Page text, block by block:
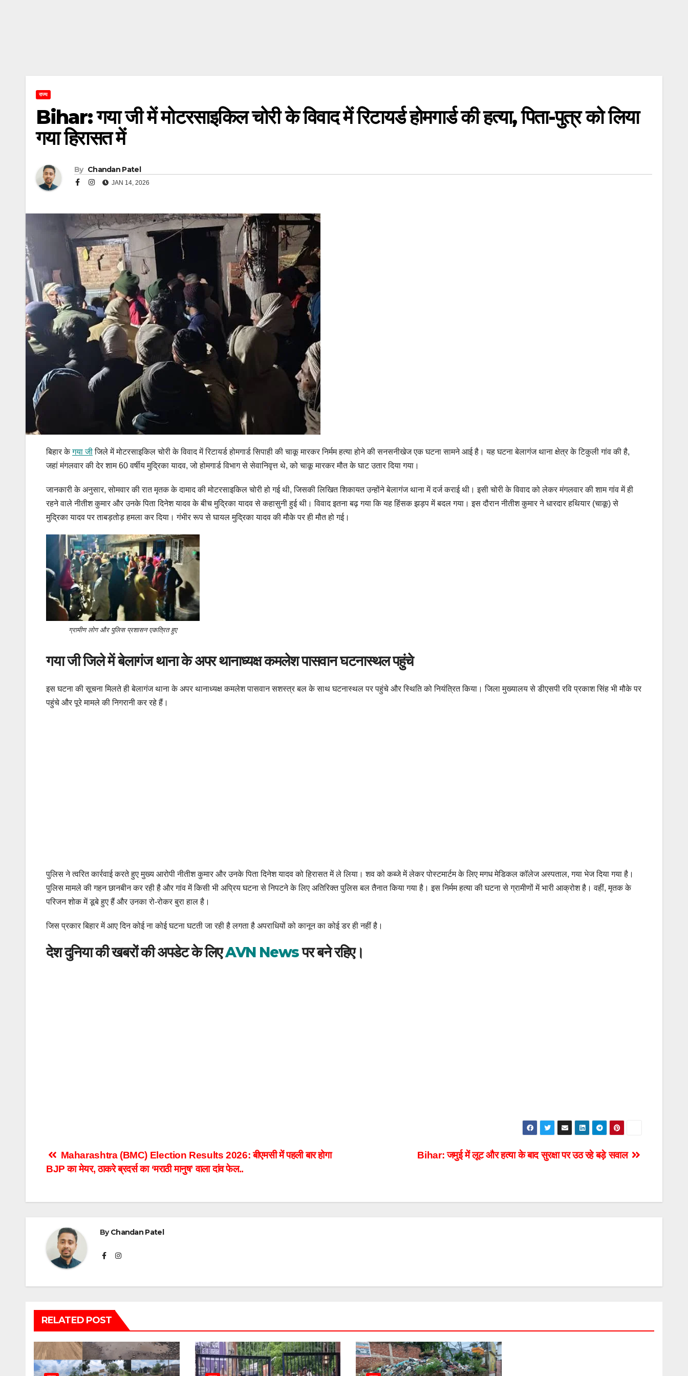
राज्य
Bihar: गया जी में मोटरसाइकिल चोरी के विवाद में रिटायर्ड होमगार्ड की हत्या, पिता-पुत्र को लिया
गया हिरासत में
By Chandan Patel
JAN 14, 2026
बिहार केगया जीजिले में मोटरसाइकिल चोरी के विवाद में रिटायर्ड होमगार्ड सिपाही की चाकू मारकर निर्मम हत्या होने की सनसनीखेज एक घटना सामने आई है। यह घटना बेलागंज थाना क्षेत्र के टिकुली गांव की है,
जहां मंगलवार की देर शाम 60 वर्षीय मुद्रिका यादव, जो होमगार्ड विभाग से सेवानिवृत्त थे, को चाकू मारकर मौत के घाट उतार दिया गया।
जानकारी के अनुसार, सोमवार की रात मृतक के दामाद की मोटरसाइकिल चोरी हो गई थी, जिसकी लिखित शिकायत उन्होंने बेलागंज थाना में दर्ज कराई थी। इसी चोरी के विवाद को लेकर मंगलवार की शाम गांव में ही
रहने वाले नीतीश कुमार और उनके पिता दिनेश यादव के बीच मुद्रिका यादव से कहासुनी हुई थी। विवाद इतना बढ़ गया कि यह हिंसक झड़प में बदल गया। इस दौरान नीतीश कुमार ने धारदार हथियार (चाकू) से
मुद्रिका यादव पर ताबड़तोड़ हमला कर दिया। गंभीर रूप से घायल मुद्रिका यादव की मौके पर ही मौत हो गई।
ग्रामीण लोग और पुलिस प्रशासन एकत्रित हुए
गया जी जिले में बेलागंज थाना के अपर थानाध्यक्ष कमलेश पासवान घटनास्थल पहुंचे
इस घटना की सूचना मिलते ही बेलागंज थाना के अपर थानाध्यक्ष कमलेश पासवान सशस्त्र बल के साथ घटनास्थल पर पहुंचे और स्थिति को नियंत्रित किया। जिला मुख्यालय से डीएसपी रवि प्रकाश सिंह भी मौके पर
पहुंचे और पूरे मामले की निगरानी कर रहे हैं।
पुलिस ने त्वरित कार्रवाई करते हुए मुख्य आरोपी नीतीश कुमार और उनके पिता दिनेश यादव को हिरासत में ले लिया। शव को कब्जे में लेकर पोस्टमार्टम के लिए मगध मेडिकल कॉलेज अस्पताल, गया भेज दिया गया है।
पुलिस मामले की गहन छानबीन कर रही है और गांव में किसी भी अप्रिय घटना से निपटने के लिए अतिरिक्त पुलिस बल तैनात किया गया है। इस निर्मम हत्या की घटना से ग्रामीणों में भारी आक्रोश है। वहीं, मृतक के
परिजन शोक में डूबे हुए हैं और उनका रो-रोकर बुरा हाल है।
जिस प्रकार बिहार में आए दिन कोई ना कोई घटना घटती जा रही है लगता है अपराधियों को कानून का कोई डर ही नहीं है।
देश दुनिया की खबरों की अपडेट के लिएAVN Newsपर बने रहिए।
Post
navigation
Bihar: जमुई में लूट और हत्या के बाद सुरक्षा पर उठ रहे बड़े सवाल
Maharashtra (BMC) Election Results 2026: बीएमसी में पहली बार होगा
BJP का मेयर, ठाकरे ब्रदर्स का ‘मराठी मानुष’ वाला दांव फेल..
ByChandan Patel
RELATED POST